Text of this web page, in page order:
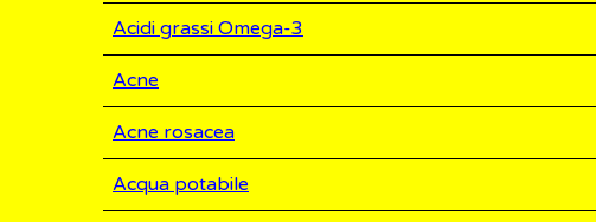
Acidi grassi Omega-3
Acne
Acne rosacea
Acqua potabile